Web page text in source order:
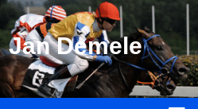
Jan Demele